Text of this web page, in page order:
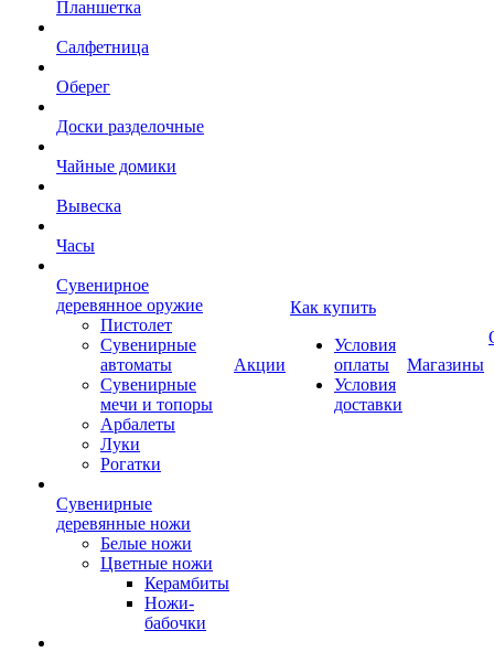
Планшетка
Салфетница
Оберег
Доски разделочные
Чайные домики
Вывеска
Часы
Сувенирное
деревянное оружие
Пистолет
Сувенирные
автоматы
Сувенирные
мечи и топоры
Арбалеты
Луки
Рогатки
Сувенирные
деревянные ножи
Белые ножи
Цветные ножи
Керамбиты
Ножи-
бабочки
Акции
Как купить
Условия
оплаты
Условия
доставки
Магазины